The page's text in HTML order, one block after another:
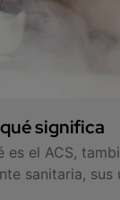
significa
es el ACS,
sanitaria, sus